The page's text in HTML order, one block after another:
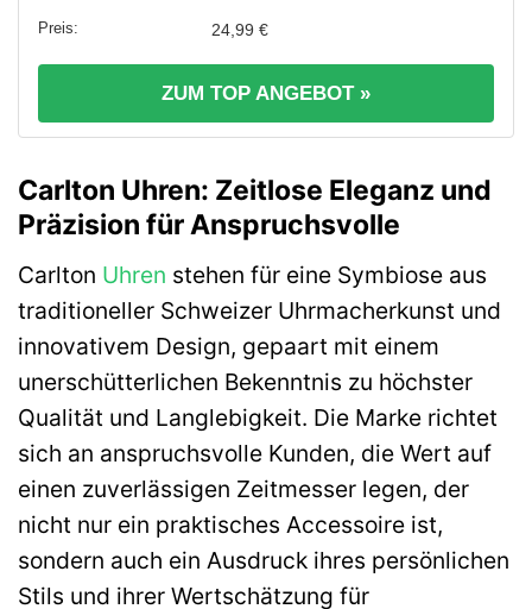
24,99 €
ZUM TOP ANGEBOT »
Carlton Uhren: Zeitlose Eleganz und
Präzision für Anspruchsvolle
Carlton Uhren stehen für eine Symbiose aus
traditioneller Schweizer Uhrmacherkunst und
innovativem Design, gepaart mit einem
unerschütterlichen Bekenntnis zu höchster
Qualität und Langlebigkeit. Die Marke richtet
sich an anspruchsvolle Kunden, die Wert auf
einen zuverlässigen Zeitmesser legen, der
nicht nur ein praktisches Accessoire ist,
sondern auch ein Ausdruck ihres persönlichen
Stils und ihrer Wertschätzung für